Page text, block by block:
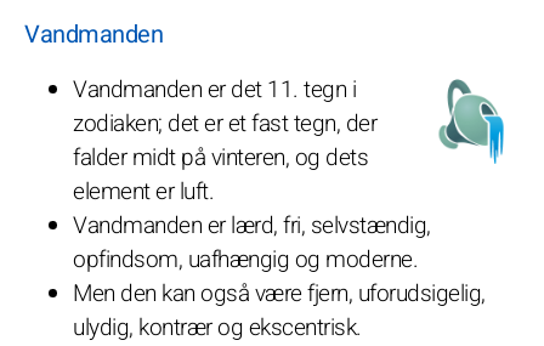
Vandmanden
Vandmanden er det 11. tegn i
zodiaken; det er et fast tegn, der
falder midt på vinteren, og dets
element er luft.
Vandmanden er lærd, fri, selvstændig,
opfindsom, uafhængig og moderne.
Men den kan også være fjern, uforudsigelig,
ulydig, kontrær og ekscentrisk.